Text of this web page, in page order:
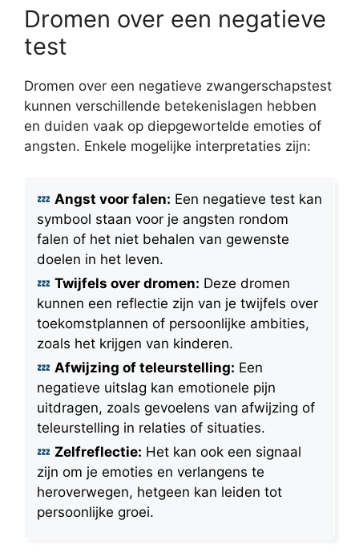
Dromen over een negatieve
test
Dromen over een negatieve zwangerschapstest
kunnen verschillende betekenislagen hebben
en duiden vaak op diepgewortelde emoties of
angsten. Enkele mogelijke interpretaties zijn:
Angst voor falen: Een negatieve test kan
symbool staan voor je angsten rondom
falen of het niet behalen van gewenste
doelen in het leven.
Twijfels over dromen: Deze dromen
kunnen een reflectie zijn van je twijfels over
toekomstplannen of persoonlijke ambities,
zoals het krijgen van kinderen.
Afwijzing of teleurstelling: Een
negatieve uitslag kan emotionele pijn
uitdragen, zoals gevoelens van afwijzing of
teleurstelling in relaties of situaties.
Zelfreflectie: Het kan ook een signaal
zijn om je emoties en verlangens te
heroverwegen, hetgeen kan leiden tot
persoonlijke groei.